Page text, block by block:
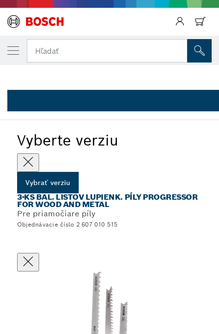
Hľadať
Vyberte verziu
Vybrať verziu
3-KS BAL. LISTOV LUPIENK. PÍLY PROGRESSOR
FOR WOOD AND METAL
Pre priamočiare píly
Objednávacie číslo 2 607 010 515
VYBRANÁ VERZIA
3-dielna sada listov do priamočiarej píly
2 607 010 515